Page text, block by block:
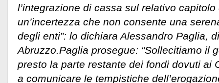
l’integrazione di cassa sul relativo capitolo
un’incertezza che non consente una
degli enti”: lo dichiara Alessandro Paglia,
Abruzzo.Paglia prosegue: “Sollecitiamo il
presto la parte restante dei fondi dovuti ai
a comunicare le tempistiche